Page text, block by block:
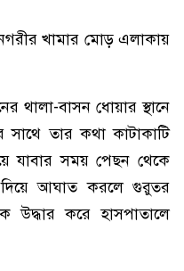
খামার মোড় এলাকায়
থালা-বাসন ধোয়ার স্থানে
তার কথা কাটাকাটি
যাবার সময় পেছন থেকে
দিয়ে আঘাত করলে গুরুতর
উদ্ধার করে হাসপাতালে